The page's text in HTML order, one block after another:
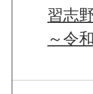
習志
～令